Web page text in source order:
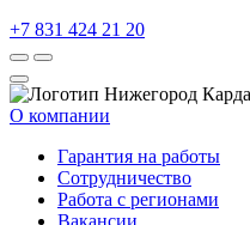
+7 831 424 21 20
О компании
Гарантия на работы
Сотрудничество
Работа с регионами
Вакансии